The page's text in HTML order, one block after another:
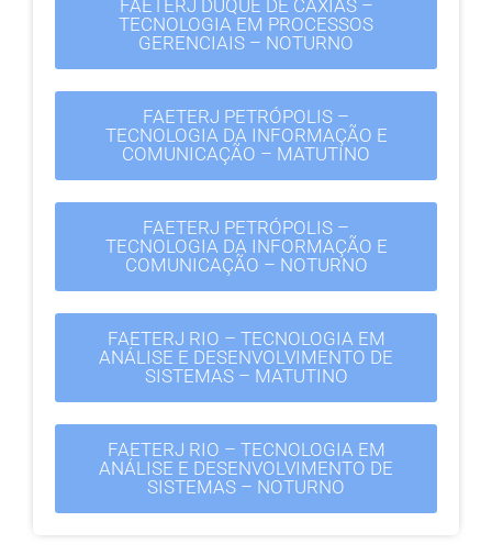
FAETERJ DUQUE DE CAXIAS –
TECNOLOGIA EM PROCESSOS
GERENCIAIS – NOTURNO
FAETERJ PETRÓPOLIS –
TECNOLOGIA DA INFORMAÇÃO E
COMUNICAÇÃO – MATUTINO
FAETERJ PETRÓPOLIS –
TECNOLOGIA DA INFORMAÇÃO E
COMUNICAÇÃO – NOTURNO
FAETERJ RIO – TECNOLOGIA EM
ANÁLISE E DESENVOLVIMENTO DE
SISTEMAS – MATUTINO
FAETERJ RIO – TECNOLOGIA EM
ANÁLISE E DESENVOLVIMENTO DE
SISTEMAS – NOTURNO